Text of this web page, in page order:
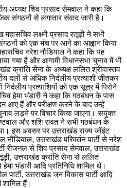
अध्यक्ष शिव प्रसाद सेमवाल ने कहा कि
संगठनों से लगातार संवाद जारी है।
महासचिव लक्ष्मी प्रसाद रतूड़ी ने सभी
को एक मंच पर आने का आह्वान किया
नरेश नौडियाल ने कहा कि यह
गया है और आगामी विधानसभा चुनाव में भी
क्रांति सेना के अध्यक्ष ललित श्रीवास्तव
दलों से अधिक निर्दलीय प्रत्याशी जीतकर
प्रत्याशियों को एक सूत्र में पिरोने
हेमा भंडारी ने कहा कि गठबंधन के पास
आए हैं और परीक्षण करने के बाद उन्हें
लड़ने पर विचार किया जाएगा। सयुंक्त
और शशि रावत ने सभी गठबंधन के
इस अवसर पर उत्तराखंड राज्य जॉइंट
उत्तराखंड परिवर्तन पार्टी से नरेश
रीजनल से शिव प्रसाद सेमवाल, उत्तराखंड
उत्तराखंड क्रांति सेना से ललित
भंडारी आदि प्रतिनिधि शामिल थे।
पार्टी, उत्तराखंड जन विकास पार्टी आदि
हैं।